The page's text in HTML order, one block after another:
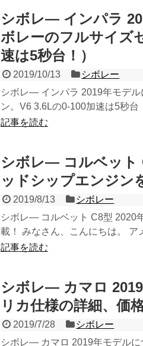
シボレ― インパラ
ボレーのフルサイズ
速は5秒台！）
2019/10/13
シボレー
シボレ― インパラ 2019年モデ
ン。V6 3.6Lの0-100加速は5秒
記事を読む
シボレ― コルベット
ッドシップエンジン
2019/8/13
シボレー
シボレ― コルベット C8型 2020
載！ みなさん、こんにちは。 ア
記事を読む
シボレ― カマロ
リカ仕様の詳細、価
2019/7/28
シボレー
シボレ― カマロ 2019年モデル